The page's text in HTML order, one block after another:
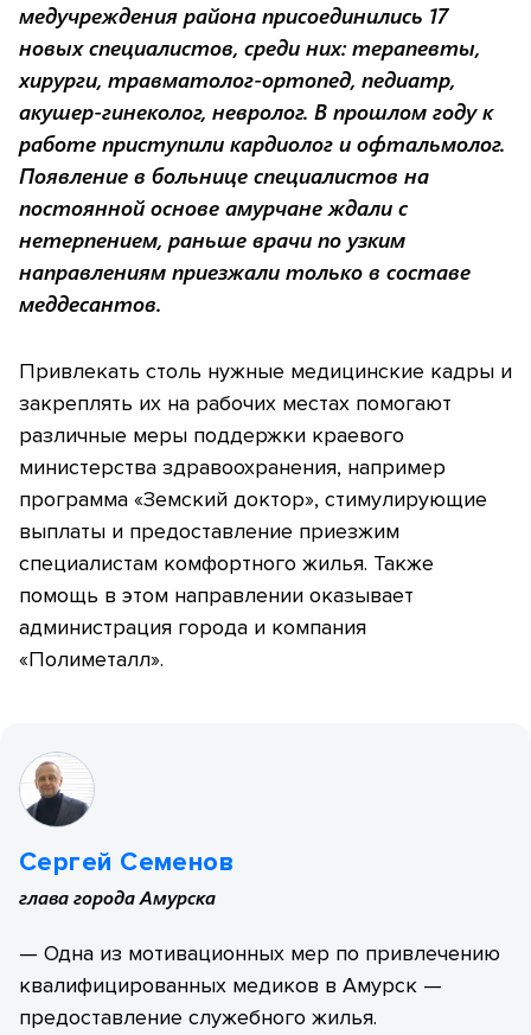
медучреждения района присоединились 17
новых специалистов, среди них: терапевты,
хирурги, травматолог-ортопед, педиатр,
акушер-гинеколог, невролог. В прошлом году к
работе приступили кардиолог и офтальмолог.
Появление в больнице специалистов на
постоянной основе амурчане ждали с
нетерпением, раньше врачи по узким
направлениям приезжали только в составе
меддесантов.
Привлекать столь нужные медицинские кадры и
закреплять их на рабочих местах помогают
различные меры поддержки краевого
министерства здравоохранения, например
программа «Земский доктор», стимулирующие
выплаты и предоставление приезжим
специалистам комфортного жилья. Также
помощь в этом направлении оказывает
администрация города и компания
«Полиметалл».
Сергей Семенов
глава города Амурска
— Одна из мотивационных мер по привлечению
квалифицированных медиков в Амурск —
предоставление служебного жилья.